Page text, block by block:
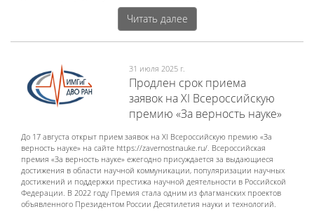
Читать далее
31 июля 2025 г.
Продлен срок приема
заявок на XI Всероссийскую
премию «За верность науке»
До 17 августа открыт прием заявок на XI Всероссийскую премию «За
верность науке» на сайте https://zavernostnauke.ru/. Всероссийская
премия «За верность науке» ежегодно присуждается за выдающиеся
достижения в области научной коммуникации, популяризации научных
достижений и поддержки престижа научной деятельности в Российской
Федерации. В 2022 году Премия стала одним из флагманских проектов
объявленного Президентом России Десятилетия науки и технологий.